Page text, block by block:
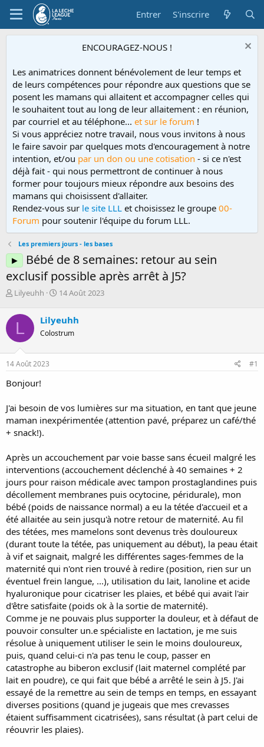
Entrer S'inscrire
ENCOURAGEZ-NOUS !
Les animatrices donnent bénévolement de leur temps et
de leurs compétences pour répondre aux questions que se
posent les mamans qui allaitent et accompagner celles qui
le souhaitent tout au long de leur allaitement : en réunion,
par courriel et au téléphone... et sur le forum !
Si vous appréciez notre travail, nous vous invitons à nous
le faire savoir par quelques mots d'encouragement à notre
intention, et/ou par un don ou une cotisation - si ce n'est
déjà fait - qui nous permettront de continuer à nous
former pour toujours mieux répondre aux besoins des
mamans qui choisissent d'allaiter.
Rendez-vous sur le site LLL et choisissez le groupe 00-
Forum pour soutenir l'équipe du forum LLL.
Les premiers jours - les bases
►
Bébé de 8 semaines: retour au sein
exclusif possible après arrêt à J5?
D
m
a
r
é
e
a
Lilyeuhh
D
e
d
d
14 Août 2023
L Lilyeuhh
Colostrum
14 Août 2023 #1
Bonjour!
J'ai besoin de vos lumières sur ma situation, en tant que jeune
maman inexpérimentée (attention pavé, préparez un café/thé
+ snack!).
Après un accouchement par voie basse sans écueil malgré les
interventions (accouchement déclenché à 40 semaines + 2
jours pour raison médicale avec tampon prostaglandines puis
décollement membranes puis ocytocine, péridurale), mon
bébé (poids de naissance normal) a eu la tétée d'accueil et a
été allaitée au sein jusqu'à notre retour de maternité. Au fil
des tétées, mes mamelons sont devenus très douloureux
(durant toute la tétée, pas uniquement au début), la peau était
à vif et saignait, malgré les différentes sages-femmes de la
maternité qui n'ont rien trouvé à redire (position, rien sur un
éventuel frein langue, ...), utilisation du lait, lanoline et acide
hyaluronique pour cicatriser les plaies, et bébé qui avait l'air
d'être satisfaite (poids ok à la sortie de maternité).
Comme je ne pouvais plus supporter la douleur, et à défaut de
pouvoir consulter un.e spécialiste en lactation, je me suis
résolue à uniquement utiliser le sein le moins douloureux,
puis, quand celui-ci n'a pas tenu le coup, passer en
catastrophe au biberon exclusif (lait maternel complété par
lait en poudre), ce qui fait que bébé a arrêté le sein à J5. J'ai
essayé de la remettre au sein de temps en temps, en essayant
diverses positions (quand je jugeais que mes crevasses
étaient suffisamment cicatrisées), sans résultat (à part celui de
réouvrir les plaies).